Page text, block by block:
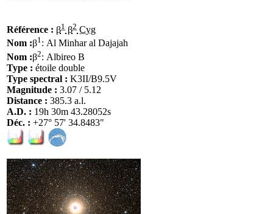
Référence : β1 β2 Cyg
Nom :β1: Al Minhar al Dajajah
Nom :β2: Albireo B
Type : étoile double
Type spectral : K3II/B9.5V
Magnitude : 3.07 / 5.12
Distance : 385.3 a.l.
A.D. : 19h 30m 43.28052s
Déc. : +27° 57' 34.8483"